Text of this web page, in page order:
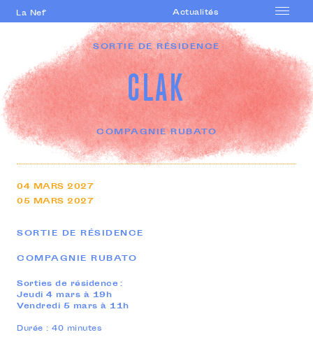
La Nef Actualités
Accueil
Le lieu
Saison
Accompagnement
artistique
Formations
professionnelles
Actions culturelles
Agenda
93500 Pantin
SORTIE DE RÉSIDENCE
CLAK
COMPAGNIE RUBATO
04 MARS 2027
05 MARS 2027
SORTIE DE RÉSIDENCE
COMPAGNIE RUBATO
Sorties de résidence :
Jeudi 4 mars à 19h
Vendredi 5 mars à 11h
Durée : 40 minutes